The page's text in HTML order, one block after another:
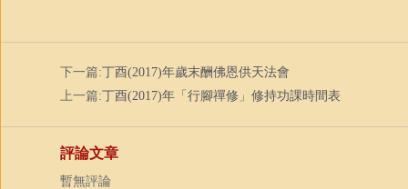
下一篇:丁酉(2017)年歲末酬佛恩供天法會
上一篇:丁酉(2017)年「行腳禪修」修持功課時間表
評論文章
暫無評論